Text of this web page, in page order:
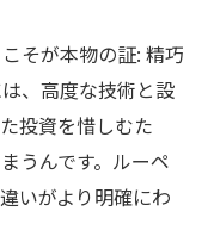
そが本物の証: 精巧
、高度な技術と設
投資を惜しむた
うんです。ルーペ
いがより明確にわ